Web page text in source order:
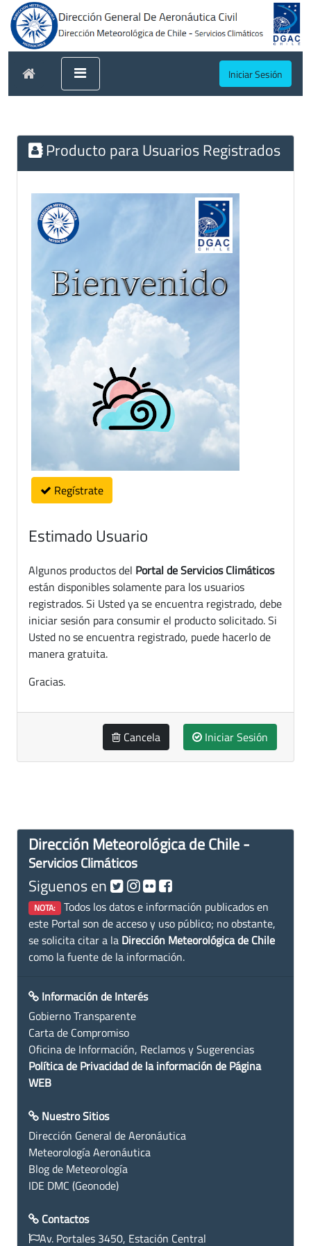
Iniciar Sesión
Producto para Usuarios Registrados
Regístrate
Estimado Usuario
Algunos productos del Portal de Servicios Climáticos
están disponibles solamente para los usuarios
registrados. Si Usted ya se encuentra registrado, debe
iniciar sesión para consumir el producto solicitado. Si
Usted no se encuentra registrado, puede hacerlo de
manera gratuita.
Gracias.
Cancela Iniciar Sesión
Dirección Meteorológica de Chile -
Servicios Climáticos
Siguenos en
NOTA: Todos los datos e información publicados en
este Portal son de acceso y uso público; no obstante,
se solicita citar a la Dirección Meteorológica de Chile
como la fuente de la información.
Información de Interés
Gobierno Transparente
Carta de Compromiso
Oficina de Información, Reclamos y Sugerencias
Política de Privacidad de la información de Página
WEB
Nuestro Sitios
Dirección General de Aeronáutica
Meteorología Aeronáutica
Blog de Meteorología
IDE DMC (Geonode)
Contactos
Av. Portales 3450, Estación Central